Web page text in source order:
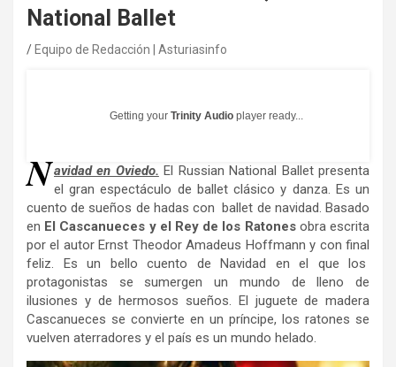
National Ballet
Equipo de Redacción | Asturiasinfo
Getting your Trinity Audio player ready...
Navidad en Oviedo. El Russian National Ballet presenta
el gran espectáculo de ballet clásico y danza. Es un
cuento de sueños de hadas con ballet de navidad. Basado
en El Cascanueces y el Rey de los Ratonesobra escrita
por el autor Ernst Theodor Amadeus Hoffmann y con final
feliz. Es un bello cuento de Navidad en el que los
protagonistas se sumergen un mundo de lleno de
ilusiones y de hermosos sueños. El juguete de madera
Cascanueces se convierte en un príncipe, los ratones se
vuelven aterradores y el país es un mundo helado.